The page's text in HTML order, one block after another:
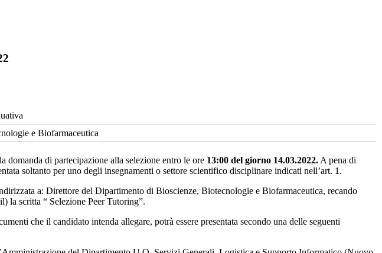
e Biofarmaceutica
domanda di partecipazione alla selezione entro le ore 13:00 del giorno 14.03.2022. A pena di
soltanto per uno degli insegnamenti o settore scientifico disciplinare indicati nell’art. 1.
a: Direttore del Dipartimento di Bioscienze, Biotecnologie e Biofarmaceutica, recando
la scritta “ Selezione Peer Tutoring”.
che il candidato intenda allegare, potrà essere presentata secondo una delle seguenti